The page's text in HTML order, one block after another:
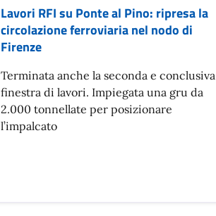
Lavori RFI su Ponte al Pino: ripresa la
circolazione ferroviaria nel nodo di
Firenze
Terminata anche la seconda e conclusiva
finestra di lavori. Impiegata una gru da
2.000 tonnellate per posizionare
l’impalcato